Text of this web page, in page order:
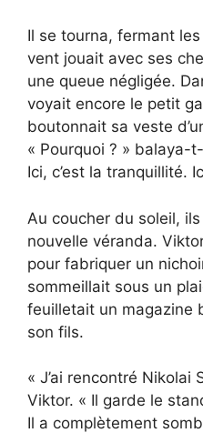
Il se tourna, fermant
vent jouait avec ses
une queue négligée.
voyait encore le petit
boutonnait sa veste
« Pourquoi ? » balaya-
Ici, c’est la tranquillité.
Au coucher du soleil,
nouvelle véranda.
pour fabriquer un
sommeillait sous un
feuilletait un
son fils.
« J’ai rencontré Nikolai
Viktor. « Il garde le
Il a complètement